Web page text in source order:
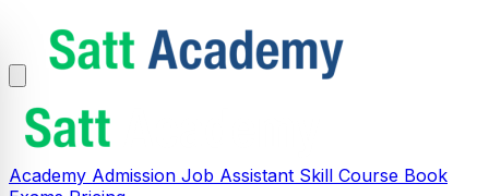
Academy Admission Job Assistant Skill Course Book